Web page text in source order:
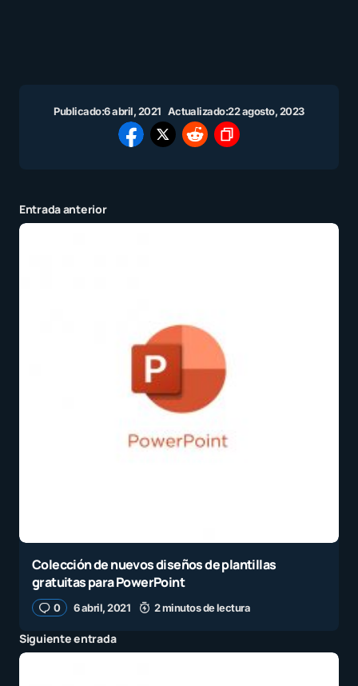
Publicado:6 abril, 2021 Actualizado:22 agosto, 2023
Entrada anterior
Colección de nuevos diseños de plantillas
gratuitas para PowerPoint
0 6 abril, 2021 2 minutos de lectura
Siguiente entrada